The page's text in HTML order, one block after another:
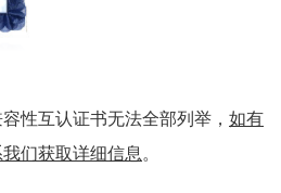
性互认证书无法全部列举， 如有
们获取详细信息 。